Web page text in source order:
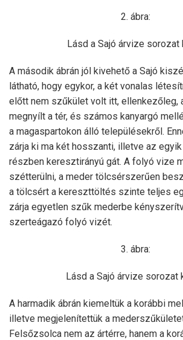
2. ábra:
Lásd a Sajó árvize sorozat
A második ábrán jól kivehető a Sajó
látható, hogy egykor, a két vonalas
előtt nem szűkület volt itt, ellenkezőleg,
megnyílt a tér, és számos kanyargó
a magaspartokon álló településekről.
zárja ki ma két hosszanti, illetve az
részben keresztirányú gát. A folyó vize
szétterülni, a meder tölcsérszerűen
a tölcsért a kereszttöltés szinte teljes
zárja egyetlen szűk mederbe
szerteágazó folyó vizét.
3. ábra:
Lásd a Sajó árvize sorozat
A harmadik ábrán kiemeltük a korábbi
illetve megjelenítettük a
Felsőzsolca nem az ártérre, hanem a